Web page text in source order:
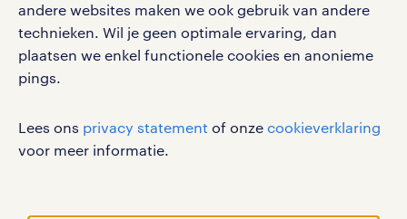
andere websites maken we ook gebruik van andere
technieken. Wil je geen optimale ervaring, dan
plaatsen we enkel functionele cookies en anonieme
pings.
Lees ons privacy statement of onze cookieverklaring
voor meer informatie.
werken bij randstad
gebruikersvoorwaarden
privacystatement
cookies